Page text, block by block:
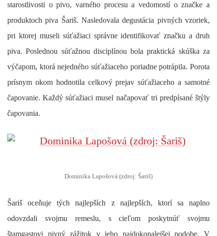
starostlivosti o pivo, varného procesu a vedomostí o značke a
produktoch piva Šariš. Nasledovala degustácia pivných vzoriek,
pri ktorej museli súťažiaci správne identifikovať značku a druh
piva. Poslednou súťažnou disciplínou bola praktická skúška za
výčapom, ktorá nejedného súťažiaceho poriadne potrápila. Porota
prísnym okom hodnotila celkový prejav súťažiaceho a samotné
čapovanie. Každý súťažiaci musel načapovať tri predpísané štýly
čapovania.
Dominika Lapošová (zdroj: Šariš)
Šariš oceňuje tých najlepších z najlepších, ktorí sa naplno
odovzdali svojmu remeslu, s cieľom poskytnúť svojmu
štamgastovi pivný zážitok v jeho najdokonalejšej podobe. V